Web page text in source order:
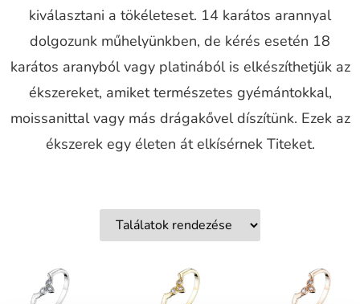
kiválasztani a tökéleteset. 14 karátos arannyal
dolgozunk műhelyünkben, de kérés esetén 18
karátos aranyból vagy platinából is elkészíthetjük az
ékszereket, amiket természetes gyémántokkal,
moissanittal vagy más drágakővel díszítünk. Ezek az
ékszerek egy életen át elkísérnek Titeket.